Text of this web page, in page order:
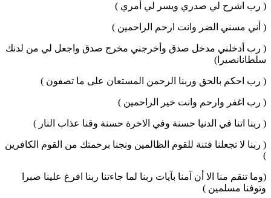
( رب اشرح لي صدري ويسر لي أمري )
( أني مسني الضر وانت ارحم الراحمين )
( رب أدخلني مدخل صدق وأخرجني مخرج صدق واجعل لي من لدنك
سلطانانصيرا)
( رب احكم بالحق وربنا الرحمن المستعان على ما تصفون )
( رب اغفر وارحم وانت خير الراحمين )
( ربنا اتنا في الدنيا حسنة وفي الاخرة حسنة وقنا عذاب النار )
( ربنا لا تجعلنا فتنة للقوم الظالمين ونجنا برحمتك من القوم الكافرين
)
(وما تنقم منا الا أن آمنا بآيات ربنا لما جاءتنا ربنا افرغ علينا صبرا
وتوفنا مسلمين )